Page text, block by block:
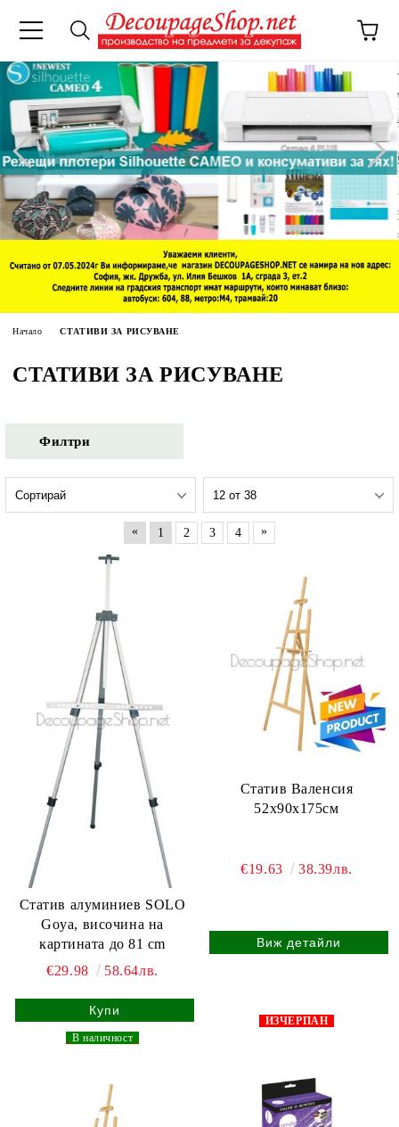
Начало СТАТИВИ ЗА РИСУВАНЕ
СТАТИВИ ЗА РИСУВАНЕ
Филтри
« 1 2 3 4 »
Статив алуминиев SOLO
Goya, височина на
картината до 81 cm
€29.98
58.64лв.
В наличност
Статив Валенсия
52x90x175см
€19.63 38.39лв.
Виж детайли
ИЗЧЕРПАН